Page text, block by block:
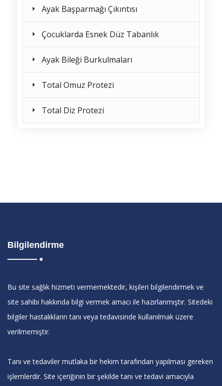
Ayak Başparmağı Çıkıntısı
Çocuklarda Esnek Düz Tabanlık
Ayak Bileği Burkulmaları
Total Omuz Protezi
Total Diz Protezi
Bilgilendirme
Bu site sağlık hizmeti vermemektedir, kişileri bilgilendirmek ve
site sahibi hakkında bilgi vermek amacı ile hazırlanmıştır. Sitedeki
bilgiler hastalıkların tanı veya tedavisinde kullanılmak üzere
verilmemiştir.
Tanı ve tedaviler mutlaka bir hekim tarafından yapılması gereken
işlemlerdir. Site içeriğinin bir şekilde tanı ve tedavi amacıyla